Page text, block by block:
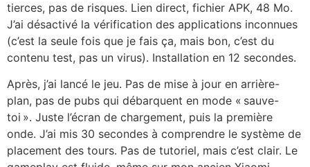
tierces, pas de risques. Lien direct, fichier APK, 48 Mo.
J’ai désactivé la vérification des applications inconnues
(c’est la seule fois que je fais ça, mais bon, c’est du
contenu test, pas un virus). Installation en 12 secondes.
Après, j’ai lancé le jeu. Pas de mise à jour en arrière-
plan, pas de pubs qui débarquent en mode « sauve-
toi ». Juste l’écran de chargement, puis la première
onde. J’ai mis 30 secondes à comprendre le système de
placement des tours. Pas de tutoriel, mais c’est clair. Le